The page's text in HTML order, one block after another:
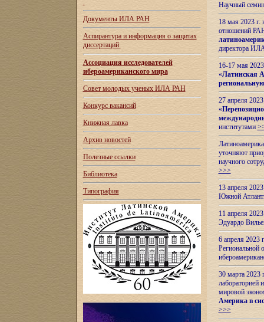
Документы ИЛА РАН
Аспирантура и информация о защитах
диссертаций
Ассоциация исследователей
ибероамериканского мира
Совет молодых ученых ИЛА РАН
Конкурс вакансий
Книжная лавка
Архив новостей
Полезные ссылки
Библиотека
Типография
Научный
18 мая 2023
отношений
директора
16-17 мая
«Латинская
27 апреля
«
институтами
уточняют
научного
>>>
13 апреля
Южной
11 апреля
Эдуардо
6 апреля
Региональной
30 марта 2023
лабораторией
мировой
Америка в
>>>